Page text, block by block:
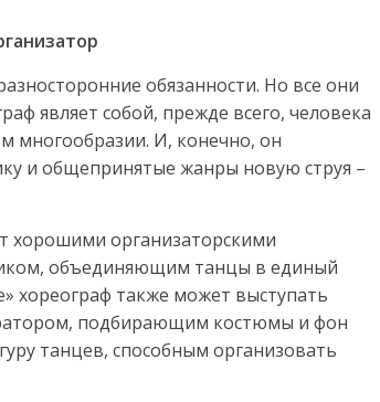
обязанности. Но все они
являет собой, прежде всего, человека
многообразии. И, конечно, он
и общепринятые жанры новую струя –
хорошими организаторскими
объединяющим танцы в единый
хореограф также может выступать
подбирающим костюмы и фон
танцев, способным организовать